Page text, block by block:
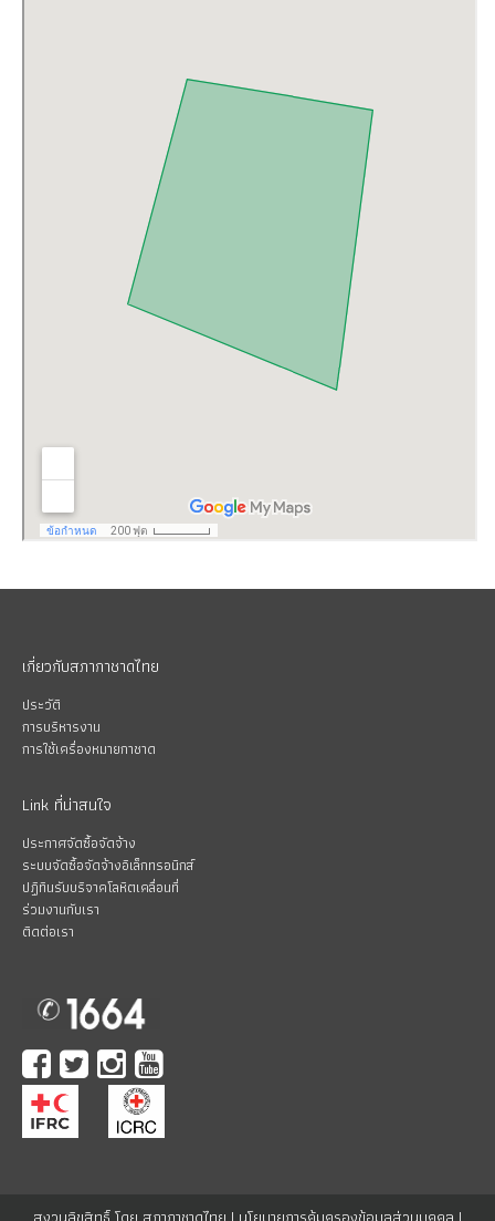
เกี่ยวกับสภากาชาดไทย
ประวัติ
การบริหารงาน
การใช้เครื่องหมายกาชาด
Link ที่น่าสนใจ
ประกาศจัดซื้อจัดจ้าง
ระบบจัดซื้อจัดจ้างอิเล็กทรอนิกส์
ปฏิทินรับบริจาคโลหิตเคลื่อนที่
ร่วมงานกับเรา
ติดต่อเรา